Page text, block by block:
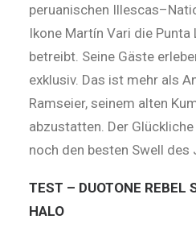
peruanischen
Ikone Martín Vari die
betreibt. Seine Gäste
exklusiv. Das ist mehr als
Ramseier, seinem alten
abzustatten. Der
noch den besten Swell des
TEST – DUOTONE REBEL
HALO